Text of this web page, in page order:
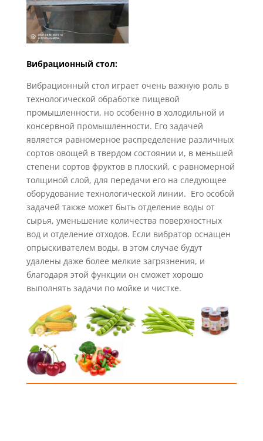
Вибрационный стол:
Вибрационный стол играет очень важную роль в
технологической обработке пищевой
промышленности, но особенно в холодильной и
консервной промышленности. Его задачей
является равномерное распределение различных
сортов овощей в твердом состоянии и, в меньшей
степени сортов фруктов в плоский, с равномерной
толщиной слой, для передачи его на следующее
оборудование технологической линии. Его особой
задачей также может быть отделение воды от
сырья, уменьшение количества поверхностных
вод и отделение отходов. Если вибратор оснащен
опрыскивателем воды, в этом случае будут
удалены даже более мелкие загрязнения, и
благодаря этой функции он сможет хорошо
выполнять задачи по мойке и чистке.